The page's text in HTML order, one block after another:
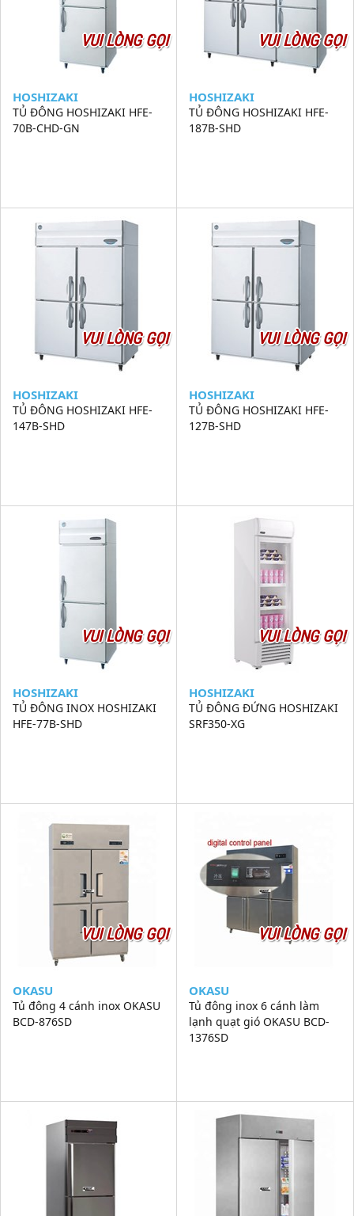
VUI LÒNG GỌI
HOSHIZAKI
TỦ ĐÔNG HOSHIZAKI HFE-
70B-CHD-GN
VUI LÒNG GỌI
HOSHIZAKI
TỦ ĐÔNG HOSHIZAKI HFE-
187B-SHD
VUI LÒNG GỌI
HOSHIZAKI
TỦ ĐÔNG HOSHIZAKI HFE-
147B-SHD
VUI LÒNG GỌI
HOSHIZAKI
TỦ ĐÔNG HOSHIZAKI HFE-
127B-SHD
VUI LÒNG GỌI
HOSHIZAKI
TỦ ĐÔNG INOX HOSHIZAKI
HFE-77B-SHD
VUI LÒNG GỌI
HOSHIZAKI
TỦ ĐÔNG ĐỨNG HOSHIZAKI
SRF350-XG
VUI LÒNG GỌI
OKASU
Tủ đông 4 cánh inox OKASU
BCD-876SD
VUI LÒNG GỌI
OKASU
Tủ đông inox 6 cánh làm
lạnh quạt gió OKASU BCD-
1376SD